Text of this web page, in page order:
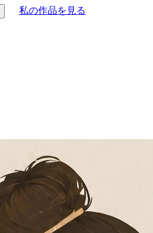
私の作品を見る